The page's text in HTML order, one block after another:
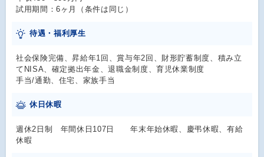
試用期間：6ヶ月（条件は同じ）
待遇・福利厚生
社会保険完備、昇給年1回、賞与年2回、財形貯蓄制度、積み立
てNISA、確定拠出年金、退職金制度、育児休業制度
手当/通勤、住宅、家族手当
休日休暇
週休2日制 年間休日107日 年末年始休暇、慶弔休暇、有給
休暇